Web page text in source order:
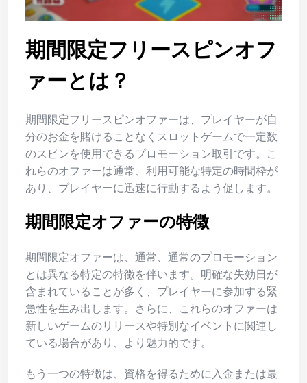
期間限定フリースピンオフ
ァーとは？
期間限定フリースピンオファーは、プレイヤーが自
分のお金を賭けることなくスロットゲームで一定数
のスピンを使用できるプロモーション取引です。こ
れらのオファーは通常、利用可能な特定の時間枠が
あり、プレイヤーに迅速に行動するよう促します。
期間限定オファーの特徴
期間限定オファーは、通常、通常のプロモーション
とは異なる特定の特徴を伴います。明確な失効日が
含まれていることが多く、プレイヤーに参加する緊
急性を生み出します。さらに、これらのオファーは
新しいゲームのリリースや特別なイベントに関連し
ている場合があり、より魅力的です。
もう一つの特徴は、資格を得るために入金または最